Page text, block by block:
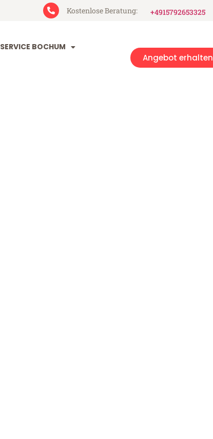
Kostenlose Beratung: +4915792653325
BOCHUM
Angebot erhalten